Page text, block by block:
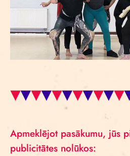
Apmeklējot pasākumu, jūs
publicitātes nolūkos: